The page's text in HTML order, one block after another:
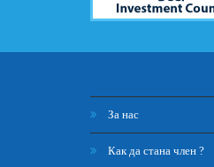
За нас
Как да стана член ?